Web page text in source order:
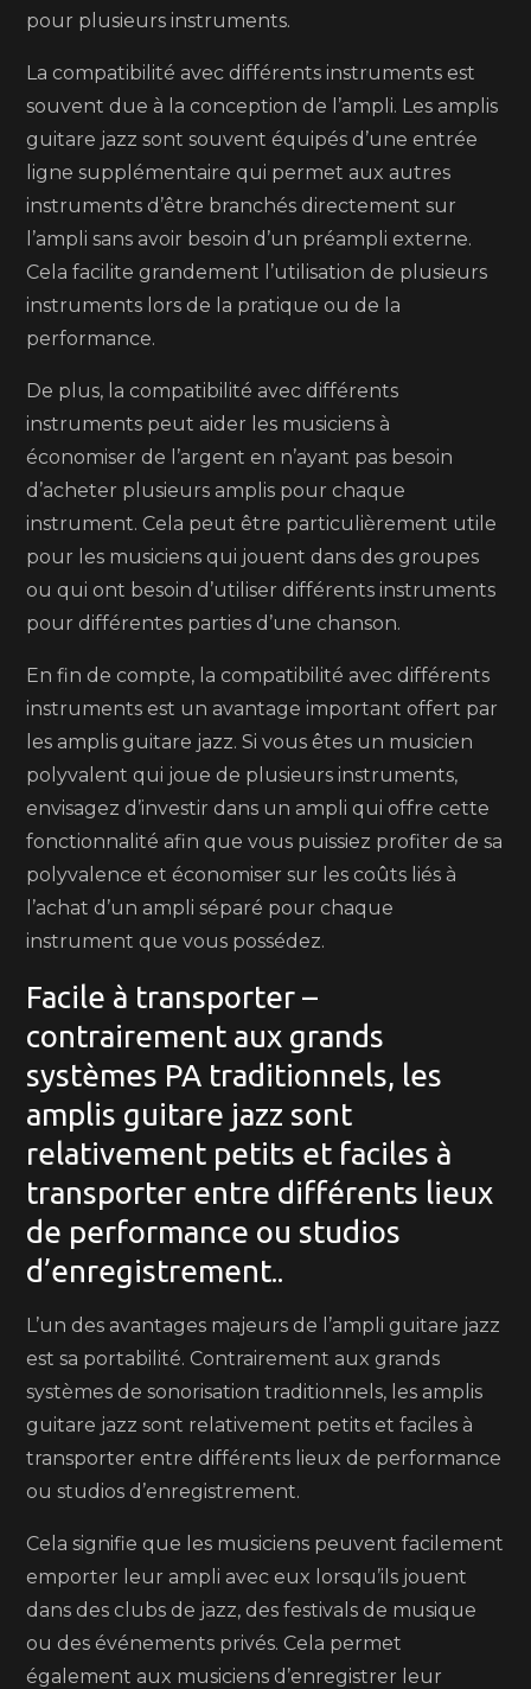
pour plusieurs instruments.
La compatibilité avec différents instruments est
souvent due à la conception de l’ampli. Les amplis
guitare jazz sont souvent équipés d’une entrée
ligne supplémentaire qui permet aux autres
instruments d’être branchés directement sur
l’ampli sans avoir besoin d’un préampli externe.
Cela facilite grandement l’utilisation de plusieurs
instruments lors de la pratique ou de la
performance.
De plus, la compatibilité avec différents
instruments peut aider les musiciens à
économiser de l’argent en n’ayant pas besoin
d’acheter plusieurs amplis pour chaque
instrument. Cela peut être particulièrement utile
pour les musiciens qui jouent dans des groupes
ou qui ont besoin d’utiliser différents instruments
pour différentes parties d’une chanson.
En fin de compte, la compatibilité avec différents
instruments est un avantage important offert par
les amplis guitare jazz. Si vous êtes un musicien
polyvalent qui joue de plusieurs instruments,
envisagez d’investir dans un ampli qui offre cette
fonctionnalité afin que vous puissiez profiter de sa
polyvalence et économiser sur les coûts liés à
l’achat d’un ampli séparé pour chaque
instrument que vous possédez.
Facile à transporter –
contrairement aux grands
systèmes PA traditionnels, les
amplis guitare jazz sont
relativement petits et faciles à
transporter entre différents lieux
de performance ou studios
d’enregistrement..
L’un des avantages majeurs de l’ampli guitare jazz
est sa portabilité. Contrairement aux grands
systèmes de sonorisation traditionnels, les amplis
guitare jazz sont relativement petits et faciles à
transporter entre différents lieux de performance
ou studios d’enregistrement.
Cela signifie que les musiciens peuvent facilement
emporter leur ampli avec eux lorsqu’ils jouent
dans des clubs de jazz, des festivals de musique
ou des événements privés. Cela permet
également aux musiciens d’enregistrer leur